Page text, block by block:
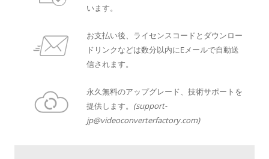
います。
お支払い後、ライセンスコードとダウンロー
ドリンクなどは数分以内にEメールで自動送
信されます。
永久無料のアップグレード、技術サポートを
提供します。 (support-
jp@videoconverterfactory.com)